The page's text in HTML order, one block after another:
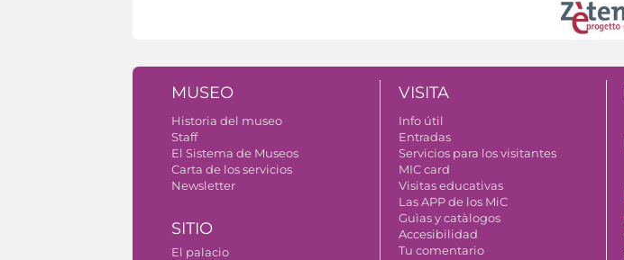
MUSEO
Historia del museo
Staff
El Sistema de Museos
Carta de los servicios
Newsletter
SITIO
El palacio
VISITA
Info útil
Entradas
Servicios para los visitantes
MIC card
Visitas educativas
Las APP de los MiC
Guìas y catàlogos
Accesibilidad
Tu comentario